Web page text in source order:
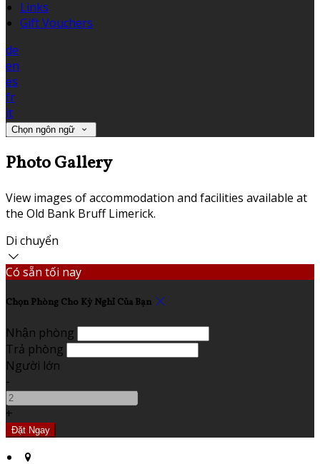
Links
Gift Vouchers
de
en
es
fr
it
Chọn ngôn ngữ
Photo Gallery
View images of accommodation and facilities available at
the Old Bank Bruff Limerick.
Di chuyển
Có sẵn tối nay
Chọn Phòng Cho Kỳ Nghỉ Của Bạn
Nhận phòng
Trả phòng
Người lớn
-
+